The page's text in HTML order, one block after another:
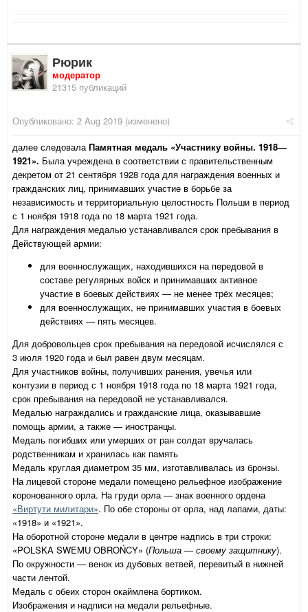
Рюрик
модератор
21315 публикаций
Опубликовано: 2 Aug 2019 (изменено)
далее следовалаПамятная медаль «Участнику войны. 1918—
1921». Была учреждена в соответствии с правительственным
декретом от 21 сентября 1928 года для награждения военных и
гражданских лиц, принимавших участие в борьбе за
независимость и территориальную целостность Польши в период
с 1 ноября 1918 года по 18 марта 1921 года.
Для награждения медалью устанавливался срок пребывания в
Действующей армии:
для военнослужащих, находившихся на передовой в
составе регулярных войск и принимавших активное
участие в боевых действиях — не менее трёх месяцев;
для военнослужащих, не принимавших участия в боевых
действиях — пять месяцев.
Для добровольцев срок пребывания на передовой исчислялся с
3 июля 1920 года и был равен двум месяцам.
Для участников войны, получивших ранения, увечья или
контузии в период с 1 ноября 1918 года по 18 марта 1921 года,
срок пребывания на передовой не устанавливался.
Медалью награждались и гражданские лица, оказывавшие
помощь армии, а также — иностранцы.
Медаль погибших или умерших от ран солдат вручалась
родственникам и хранилась как память
Медаль круглая диаметром 35 мм, изготавливалась из бронзы.
На лицевой стороне медали помещено рельефное изображение
коронованного орла. На груди орла — знак военного ордена
«Виртути милитари». По обе стороны от орла, над лапами, даты:
«1918» и «1921».
На оборотной стороне медали в центре надпись в три строки:
«POLSKA SWEMU OBROŃCY» (Польша — своему защитнику).
По окружности — венок из дубовых ветвей, перевитый в нижней
части лентой.
Медаль с обеих сторон окаймлена бортиком.
Изображения и надписи на медали рельефные.